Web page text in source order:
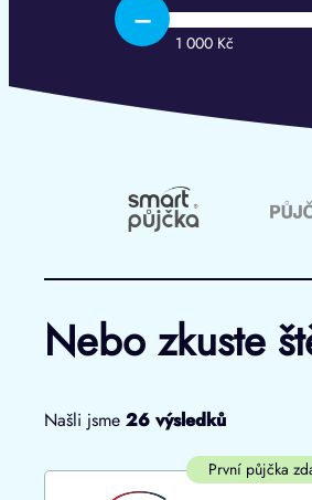
–
1 000 Kč
Nebo zkuste
Našli jsme 26 výsledků
První půjčka